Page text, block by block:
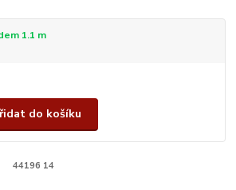
1.1 m
do košíku
44196 14